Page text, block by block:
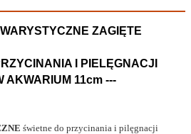
ZAGIĘTE
I PIELĘGNACJI
AKWARIUM 11cm ---
świetne do przycinania i pilęgnacji